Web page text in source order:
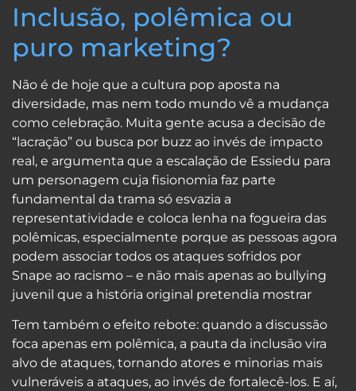
Inclusão, polêmica ou
puro marketing?
Não é de hoje que a cultura pop aposta na
diversidade, mas nem todo mundo vê a mudança
como celebração. Muita gente acusa a decisão de
“lacração” ou busca por buzz ao invés de impacto
real, e argumenta que a escalação de Essiedu para
um personagem cuja fisionomia faz parte
fundamental da trama só esvazia a
representatividade e coloca lenha na fogueira das
polêmicas, especialmente porque as pessoas agora
podem associar todos os ataques sofridos por
Snape ao racismo – e não mais apenas ao bullying
juvenil que a história original pretendia mostrar
Tem também o efeito rebote: quando a discussão
foca apenas em polêmica, a pauta da inclusão vira
alvo de ataques, tornando atores e minorias mais
vulneráveis a ataques, ao invés de fortalecê-los. E aí,